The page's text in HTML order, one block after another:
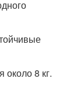
8 кг.